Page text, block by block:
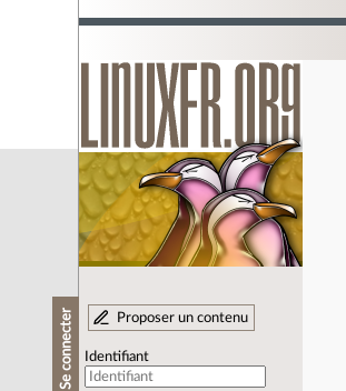
Se connecter Proposer un contenu
Identifiant